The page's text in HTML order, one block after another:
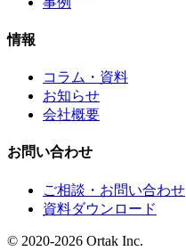
情報
コラム・資料
お知らせ
会社概要
お問い合わせ
ご相談・お問い合わせ
資料ダウンロード
© 2020-2026 Ortak Inc.